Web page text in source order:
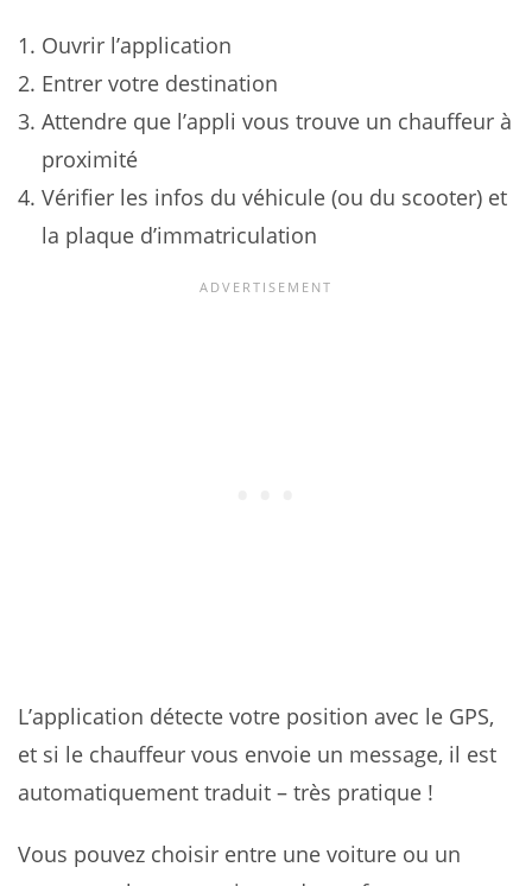
Ouvrir l’application
Entrer votre destination
Attendre que l’appli vous trouve un chauffeur à
proximité
Vérifier les infos du véhicule (ou du scooter) et
la plaque d’immatriculation
L’application détecte votre position avec le GPS,
et si le chauffeur vous envoie un message, il est
automatiquement traduit – très pratique !
Vous pouvez choisir entre une voiture ou un